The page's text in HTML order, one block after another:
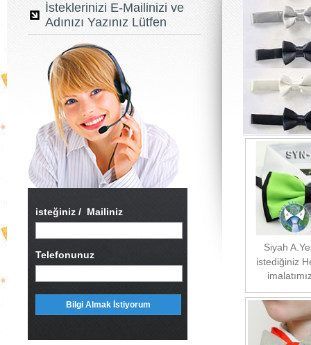
İsteklerinizi E-Mailinizi ve
Adınızı Yazınız Lütfen
isteğiniz / Mailiniz
Telefonunuz
Siyah
istediğiniz